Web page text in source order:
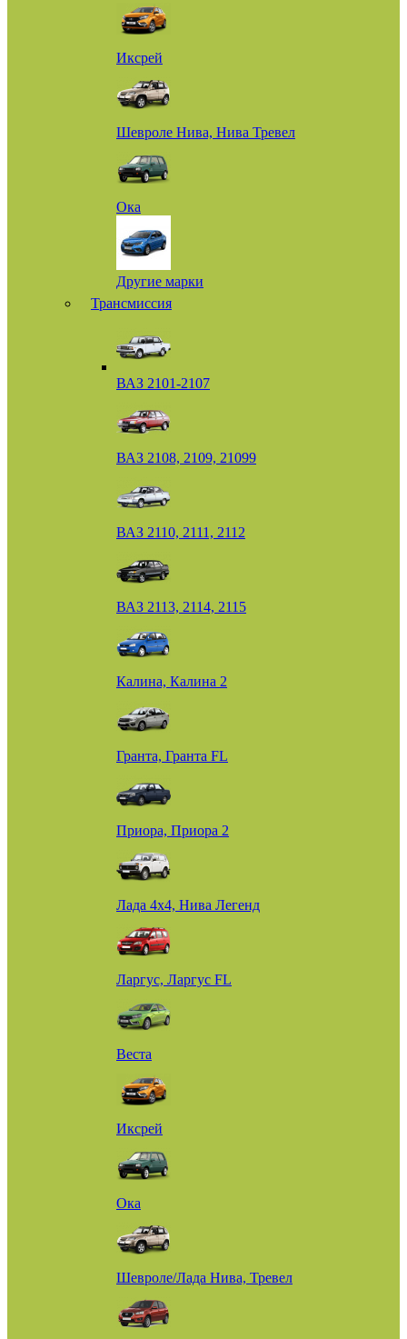
Иксрей
Шевроле Нива, Нива Тревел
Ока
Другие марки
Трансмиссия
ВАЗ 2101-2107
ВАЗ 2108, 2109, 21099
ВАЗ 2110, 2111, 2112
ВАЗ 2113, 2114, 2115
Калина, Калина 2
Гранта, Гранта FL
Приора, Приора 2
Лада 4х4, Нива Легенд
Ларгус, Ларгус FL
Веста
Иксрей
Ока
Шевроле/Лада Нива, Тревел